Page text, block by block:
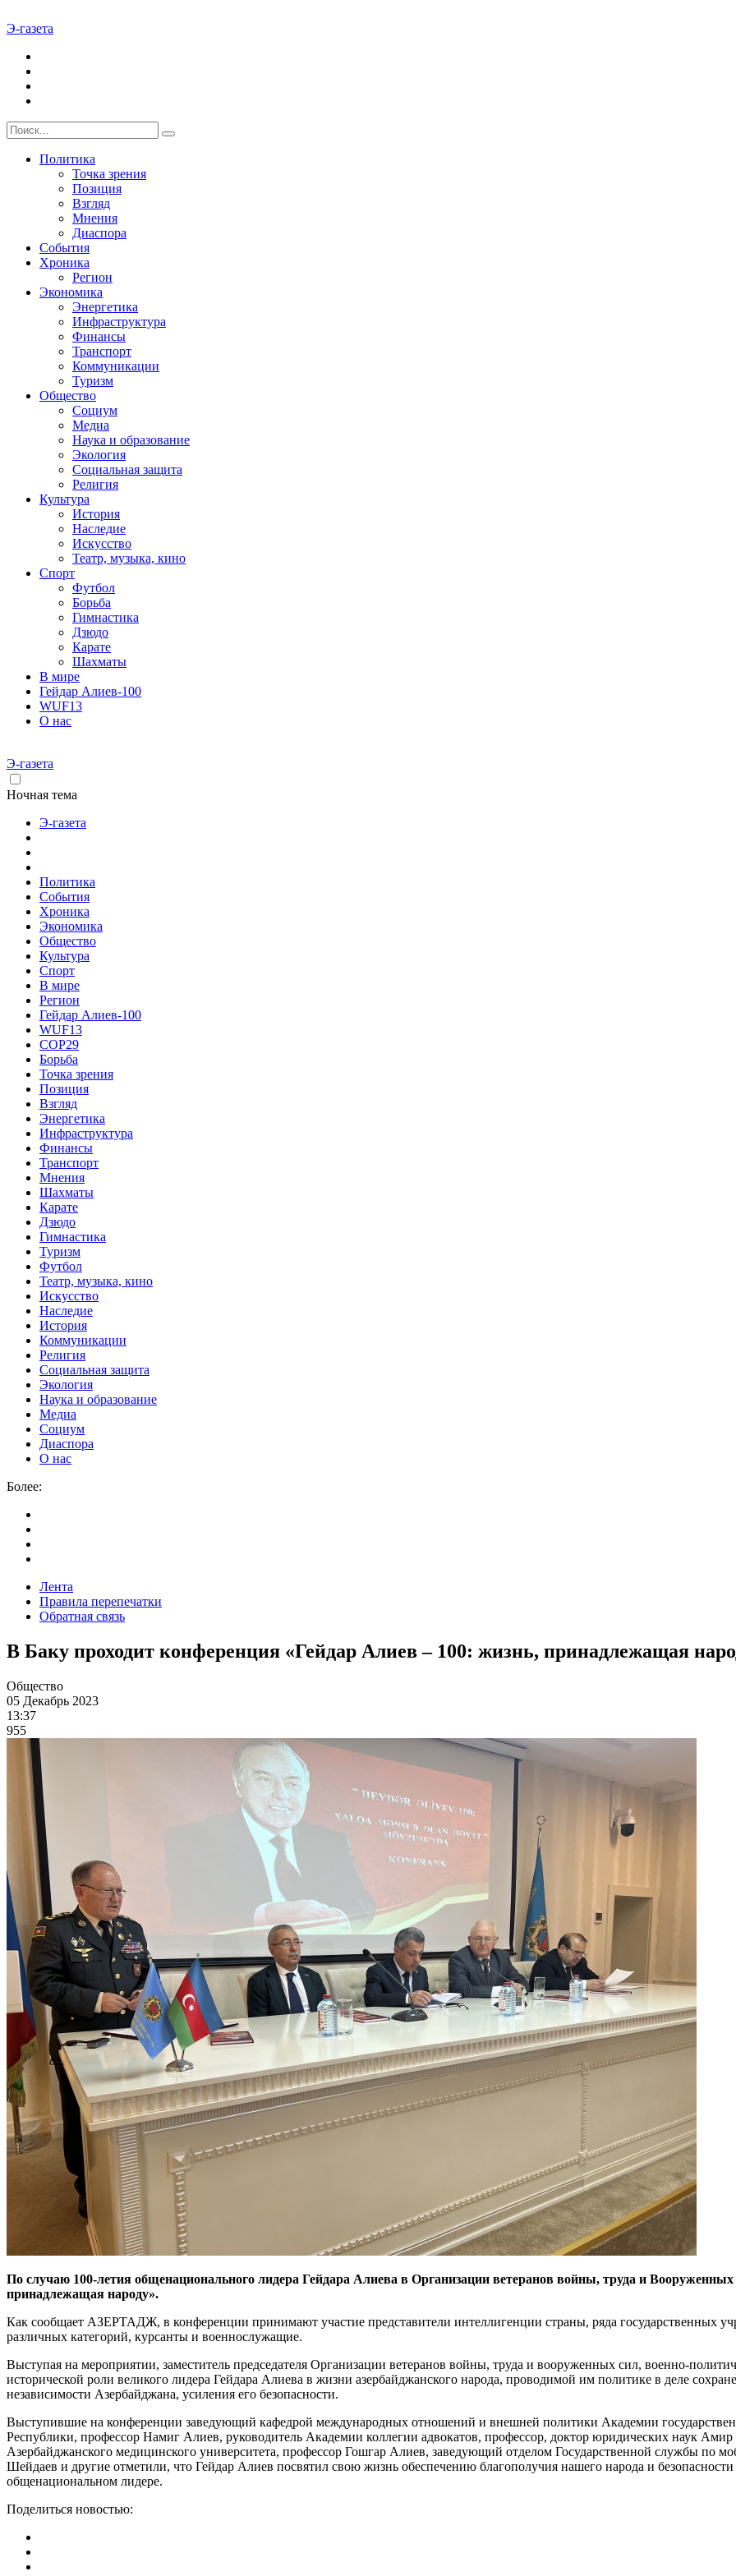
Э-газета
Политика
Точка зрения
Позиция
Взгляд
Мнения
Диаспора
События
Хроника
Регион
Экономика
Энергетика
Инфраструктура
Финансы
Транспорт
Коммуникации
Туризм
Общество
Социум
Медиа
Наука и образование
Экология
Социальная защита
Религия
Культура
История
Наследие
Искусство
Театр, музыка, кино
Спорт
Футбол
Борьба
Гимнастика
Дзюдо
Карате
Шахматы
В мире
Гейдар Алиев-100
WUF13
О нас
Э-газета
Ночная тема
Э-газета
Политика
События
Хроника
Экономика
Общество
Культура
Спорт
В мире
Регион
Гейдар Алиев-100
WUF13
COP29
Борьба
Точка зрения
Позиция
Взгляд
Энергетика
Инфраструктура
Финансы
Транспорт
Мнения
Шахматы
Карате
Дзюдо
Гимнастика
Туризм
Футбол
Театр, музыка, кино
Искусство
Наследие
История
Коммуникации
Религия
Социальная защита
Экология
Наука и образование
Медиа
Социум
Диаспора
О нас
Более:
Лента
Правила перепечатки
Обратная связь
В Баку проходит конференция «Гейдар Алиев – 100: жизнь, принадлежащая
Общество
05 Декабрь 2023
13:37
955
По случаю 100-летия общенационального лидера Гейдара Алиева в Организации ветеранов войны, труда и
принадлежащая народу».
Как сообщает АЗЕРТАДЖ, в конференции принимают участие представители интеллигенции страны, ряда государственных
различных категорий, курсанты и военнослужащие.
Выступая на мероприятии, заместитель председателя Организации ветеранов войны, труда и вооруженных сил, военно-
исторической роли великого лидера Гейдара Алиева в жизни азербайджанского народа, проводимой им политике в деле
независимости Азербайджана, усиления его безопасности.
Выступившие на конференции заведующий кафедрой международных отношений и внешней политики Академии
Республики, профессор Намиг Алиев, руководитель Академии коллегии адвокатов, профессор, доктор юридических наук
Азербайджанского медицинского университета, профессор Гошгар Алиев, заведующий отделом Государственной службы по
Шейдаев и другие отметили, что Гейдар Алиев посвятил свою жизнь обеспечению благополучия нашего народа и
общенациональном лидере.
Поделиться новостью: